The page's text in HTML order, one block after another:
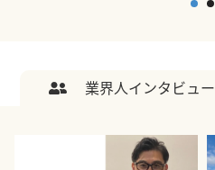
業界人インタビュー